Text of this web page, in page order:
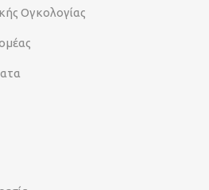
Ογκολογίας